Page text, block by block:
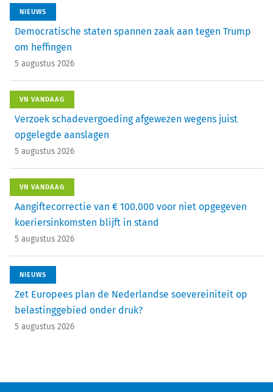
NIEUWS
Democratische staten spannen zaak aan tegen Trump
om heffingen
5 augustus 2026
VN VANDAAG
Verzoek schadevergoeding afgewezen wegens juist
opgelegde aanslagen
5 augustus 2026
VN VANDAAG
Aangiftecorrectie van € 100.000 voor niet opgegeven
koeriersinkomsten blijft in stand
5 augustus 2026
NIEUWS
Zet Europees plan de Nederlandse soevereiniteit op
belastinggebied onder druk?
5 augustus 2026